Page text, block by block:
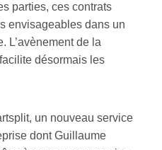
parties, ces contrats
envisageables dans un
L’avènement de la
désormais les
un nouveau service
dont Guillaume